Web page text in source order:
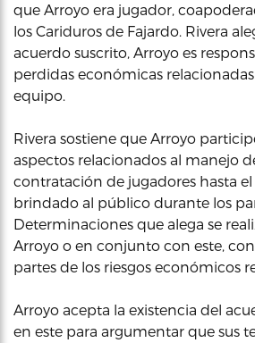
que Arroyo era jugador,
los Cariduros de Fajardo. Rivera
acuerdo suscrito, Arroyo es
perdidas económicas
equipo.
Rivera sostiene que Arroyo
aspectos relacionados al manejo
contratación de jugadores hasta
brindado al público durante los
Determinaciones que alega se
Arroyo o en conjunto con este,
partes de los riesgos económicos
Arroyo acepta la existencia del
en este para argumentar que sus